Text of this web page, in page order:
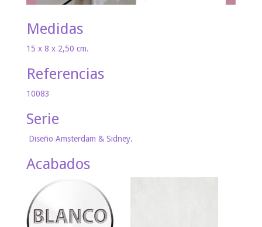
Medidas
15 x 8 x 2,50 cm.
Referencias
10083
Serie
Diseño Amsterdam & Sidney.
Acabados